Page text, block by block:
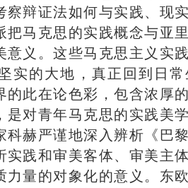
察辩证法如何与实践、现
把马克思的实践概念与亚
意义。这些马克思主义实
实的大地，真正回到日
的此在论色彩，包含浓厚
是对青年马克思的实践美
科赫严谨地深入辨析《巴
实践和审美客体、审美主
力量的对象化的意义。东